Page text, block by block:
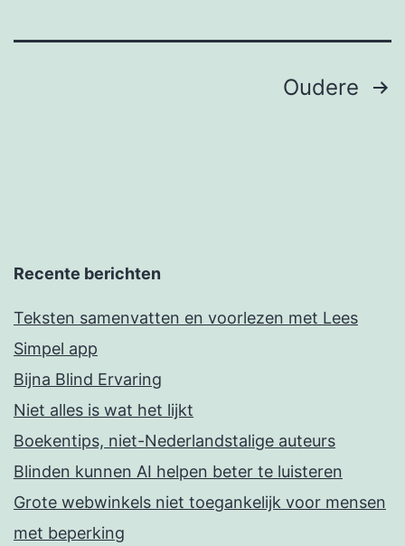
Oudere
Recente berichten
Teksten samenvatten en voorlezen met Lees
Simpel app
Bijna Blind Ervaring
Niet alles is wat het lijkt
Boekentips, niet-Nederlandstalige auteurs
Blinden kunnen AI helpen beter te luisteren
Grote webwinkels niet toegankelijk voor mensen
met beperking